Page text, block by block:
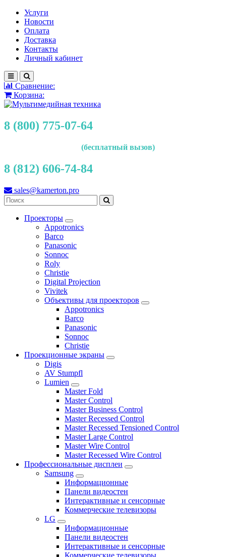
Услуги
Новости
Оплата
Доставка
Контакты
Личный кабинет
Сравнение:
Корзина:
8 (800) 775-07-64
(бесплатный вызов)
8 (812) 606-74-84
sales@kamerton.pro
Проекторы
Appotronics
Barco
Panasonic
Sonnoc
Roly
Christie
Digital Projection
Vivitek
Объективы для проекторов
Appotronics
Barco
Panasonic
Sonnoc
Сhristie
Проекционные экраны
Digis
AV Stumpfl
Lumien
Master Fold
Master Control
Master Business Control
Master Recessed Control
Master Recessed Tensioned Control
Master Large Control
Master Wire Control
Master Recessed Wire Control
Профессиональные дисплеи
Samsung
Информационные
Панели видеостен
Интерактивные и сенсорные
Коммерческие телевизоры
LG
Информационные
Панели видеостен
Интерактивные и сенсорные
Коммерческие телевизоры